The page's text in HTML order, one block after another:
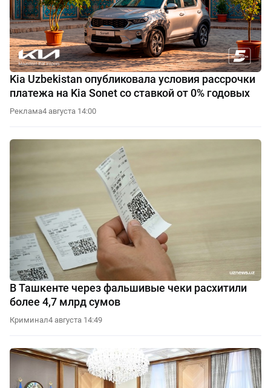
Kia Uzbekistan опубликовала условия рассрочки
платежа на Kia Sonet со ставкой от 0% годовых
Реклама4 августа 14:00
В Ташкенте через фальшивые чеки расхитили
более 4,7 млрд сумов
Криминал4 августа 14:49